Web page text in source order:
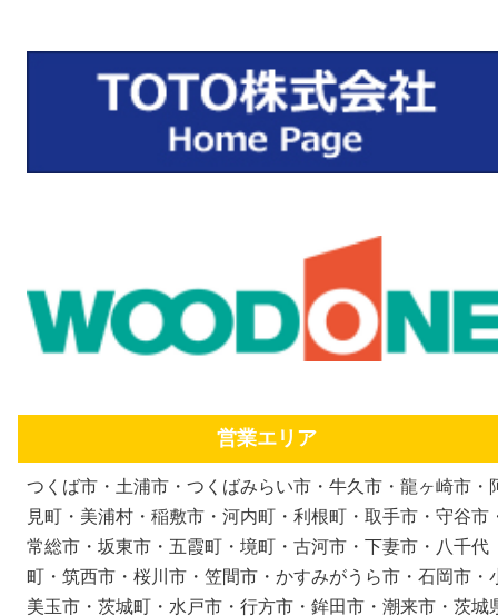
営業エリア
つくば市・土浦市・つくばみらい市・牛久市・龍ヶ崎市・
見町・美浦村・稲敷市・河内町・利根町・取手市・守谷市
常総市・坂東市・五霞町・境町・古河市・下妻市・八千代
町・筑西市・桜川市・笠間市・かすみがうら市・石岡市・
美玉市・茨城町・水戸市・行方市・鉾田市・潮来市・茨城